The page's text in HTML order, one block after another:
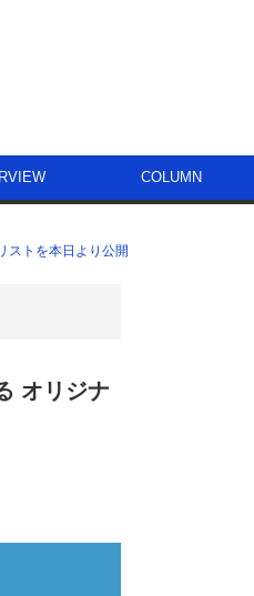
COLUMN
ストを本日より公開
オリジナ